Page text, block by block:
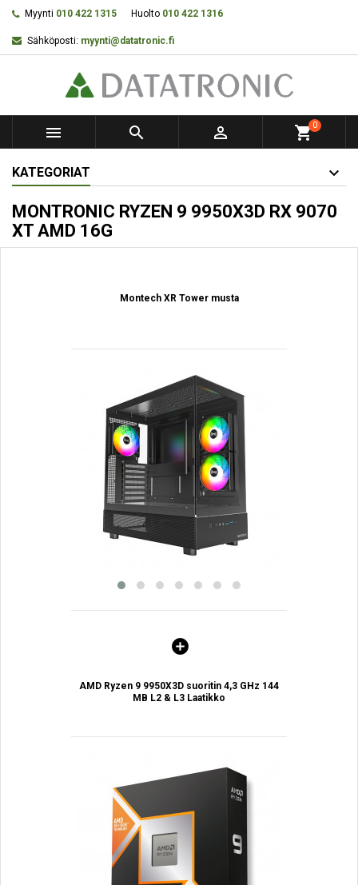
Myynti 010 422 1315 Huolto 010 422 1316
Sähköposti: myynti@datatronic.fi
   shopping_cart0
KATEGORIAT
MONTRONIC RYZEN 9 9950X3D RX 9070
XT AMD 16G
Montech XR Tower musta
AMD Ryzen 9 9950X3D suoritin 4,3 GHz 144
MB L2 & L3 Laatikko